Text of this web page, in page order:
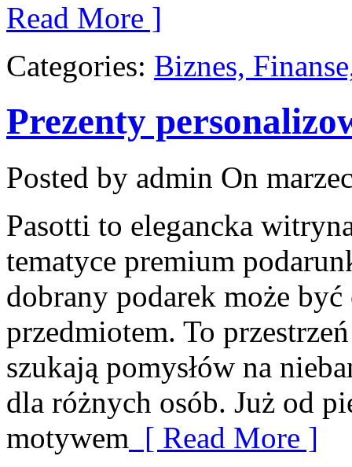
Read More ]
Categories: Biznes,
Prezenty
Posted by admin On
Pasotti to elegancka
tematyce premium
dobrany podarek może
przedmiotem. To
szukają pomysłów na
dla różnych osób. Już od
motywem [ Read More ]